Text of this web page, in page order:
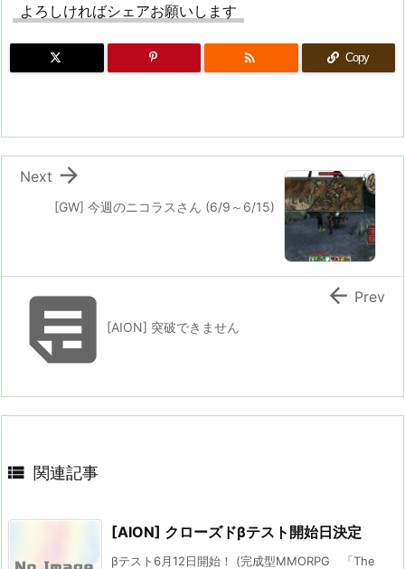
よろしければシェアお願いします
 Copy
[GW] 今週のニコラスさん (6/9～6/15)

Next
[AION] 突破できません
 Prev
 関連記事
[AION] クローズドβテスト開始日決定
βテスト6月12日開始！ (完成型MMORPG 「The